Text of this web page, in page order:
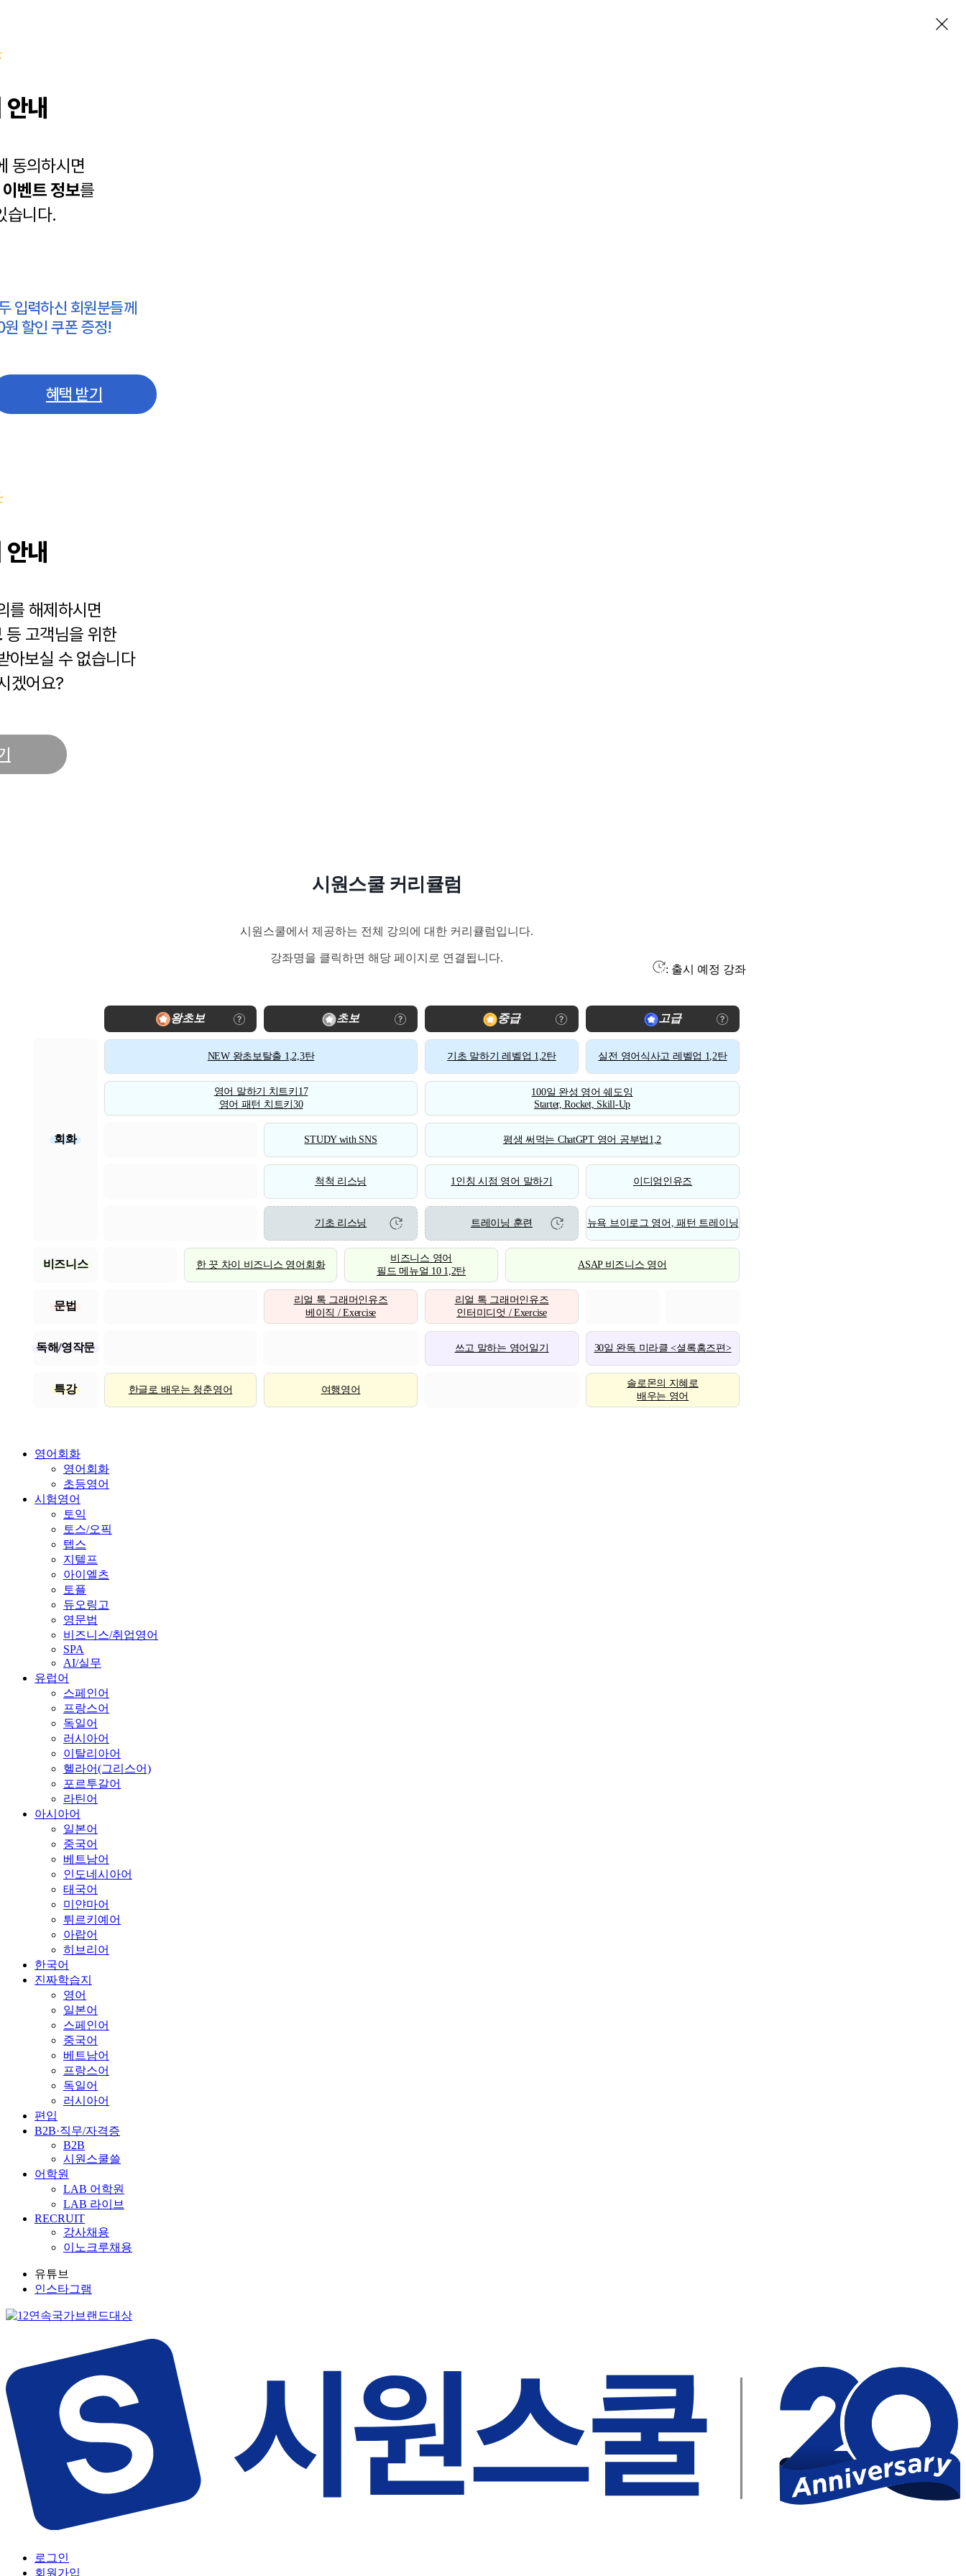
내
동의하시면
이벤트 정보를
습니다.
입력하신 회원분들께
할인 쿠폰 증정!
혜택 받기
내
를 해제하시면
등 고객님을 위한
아보실 수 없습니다
겠어요?
시원스쿨 커리큘럼
시원스쿨에서 제공하는 전체 강의에 대한 커리큘럼입니다.
강좌명을 클릭하면 해당 페이지로 연결됩니다.
: 출시 예정 강좌
왕초보 초보 중급 고급
회화
NEW 왕초보탈출 1,2,3탄 기초 말하기 레벨업 1,2탄 실전 영어식사고 레벨업 1,2탄
영어 말하기 치트키17
영어 패턴 치트키30
100일 완성 영어 쉐도잉
Starter, Rocket, Skill-Up
STUDY with SNS 평생 써먹는 ChatGPT 영어 공부법1,2
척척 리스닝 1인칭 시점 영어 말하기 이디엄인유즈
기초 리스닝 트레이닝 훈련 뉴욕 브이로그 영어, 패턴 트레이닝
비즈니스 한 끗 차이 비즈니스 영어회화
비즈니스 영어
필드 메뉴얼 10 1,2탄
ASAP 비즈니스 영어
문법
리얼 톡 그래머인유즈
베이직 / Exercise
리얼 톡 그래머인유즈
인터미디엇 / Exercise
독해/영작문 쓰고 말하는 영어일기 30일 완독 미라클 <셜록홈즈편>
특강 한글로 배우는 청춘영어 여행영어
솔로몬의 지혜로
배우는 영어
영어회화
영어회화
초등영어
시험영어
토익
토스/오픽
텝스
지텔프
아이엘츠
토플
듀오링고
영문법
비즈니스/취업영어
SPA
AI/실무
유럽어
스페인어
프랑스어
독일어
러시아어
이탈리아어
헬라어(그리스어)
포르투갈어
라틴어
아시아어
일본어
중국어
베트남어
인도네시아어
태국어
미얀마어
튀르키예어
아랍어
히브리어
한국어
진짜학습지
영어
일본어
스페인어
중국어
베트남어
프랑스어
독일어
러시아어
편입
B2B·직무/자격증
B2B
시원스쿨쓸
어학원
LAB 어학원
LAB 라이브
RECRUIT
강사채용
이노크루채용
유튜브
인스타그램
로그인
회원가입